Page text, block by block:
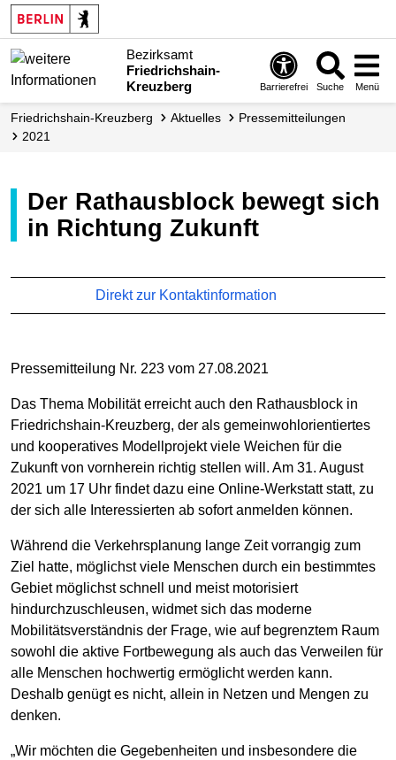
Bezirksamt
Friedrichshain-
Kreuzberg
Barrierefrei Suche Menü
Friedrichshain-Kreuzberg Aktuelles
Presse­mitteilungen
2021
Der Rathausblock bewegt sich
in Richtung Zukunft
Direkt zur Kontaktinformation
Pressemitteilung Nr. 223 vom 27.08.2021
Das Thema Mobilität erreicht auch den Rathausblock in
Friedrichshain-Kreuzberg, der als gemeinwohlorientiertes
und kooperatives Modellprojekt viele Weichen für die
Zukunft von vornherein richtig stellen will. Am 31. August
2021 um 17 Uhr findet dazu eine Online-Werkstatt statt, zu
der sich alle Interessierten ab sofort anmelden können.
Während die Verkehrsplanung lange Zeit vorrangig zum
Ziel hatte, möglichst viele Menschen durch ein bestimmtes
Gebiet möglichst schnell und meist motorisiert
hindurchzuschleusen, widmet sich das moderne
Mobilitätsverständnis der Frage, wie auf begrenztem Raum
sowohl die aktive Fortbewegung als auch das Verweilen für
alle Menschen hochwertig ermöglicht werden kann.
Deshalb genügt es nicht, allein in Netzen und Mengen zu
denken.
„Wir möchten die Gegebenheiten und insbesondere die